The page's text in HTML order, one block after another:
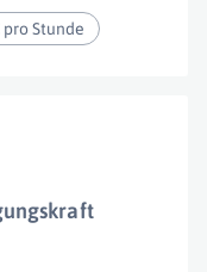
pro Stunde